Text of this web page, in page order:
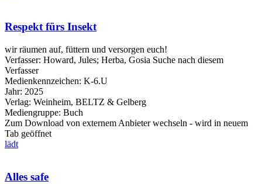
Respekt fürs Insekt
wir räumen auf, füttern und versorgen euch!
Verfasser: Howard, Jules; Herba, Gosia Suche nach diesem
Verfasser
Medienkennzeichen: K-6.U
Jahr: 2025
Verlag: Weinheim, BELTZ & Gelberg
Mediengruppe: Buch
Zum Download von externem Anbieter wechseln - wird in neuem
Tab geöffnet
lädt
Alles safe